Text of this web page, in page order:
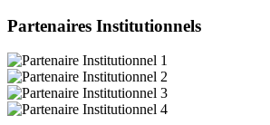
Partenaires Institutionnels